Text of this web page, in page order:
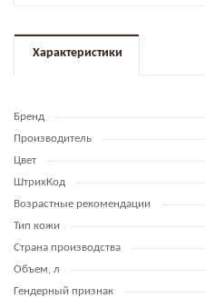
Характеристики
Бренд
Производитель
Цвет
ШтрихКод
Возрастные рекомендации
Тип кожи
Страна производства
Объем, л
Гендерный признак